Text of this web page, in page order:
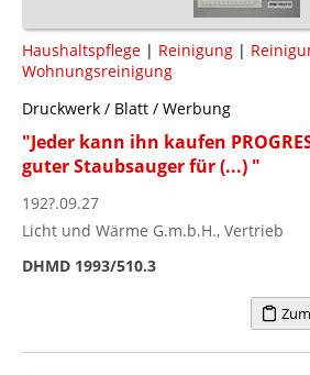
Haushaltspflege | Reinigung |
Wohnungsreinigung
Druckwerk / Blatt / Werbung
"Jeder kann ihn kaufen
guter Staubsauger für (...) "
192?.09.27
Licht und Wärme G.m.b.H., Vertrieb
DHMD 1993/510.3